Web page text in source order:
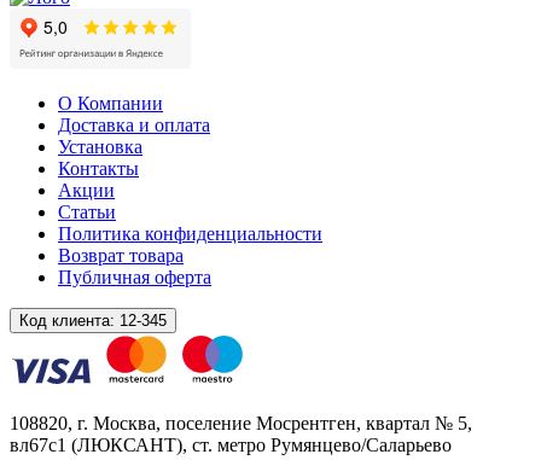
О Компании
Доставка и оплата
Установка
Контакты
Акции
Статьи
Политика конфиденциальности
Возврат товара
Публичная оферта
Код клиента: 12-345
108820, г. Москва, поселение Мосрентген, квартал № 5,
вл67с1 (ЛЮКСАНТ), ст. метро Румянцево/Саларьево